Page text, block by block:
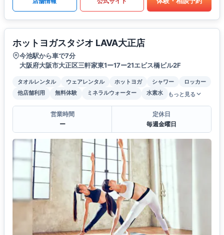
ホットヨガスタジオ LAVA大正店
今池駅から車で7分
大阪府大阪市大正区三軒家東1ー17ー21エビス橋ビル2F
タオルレンタル ウェアレンタル ホットヨガ シャワー
ロッカー
他店舗利用
無料体験 ミネラルウォーター 水素水 もっと見る
営業時間
ー
定休日
毎週金曜日